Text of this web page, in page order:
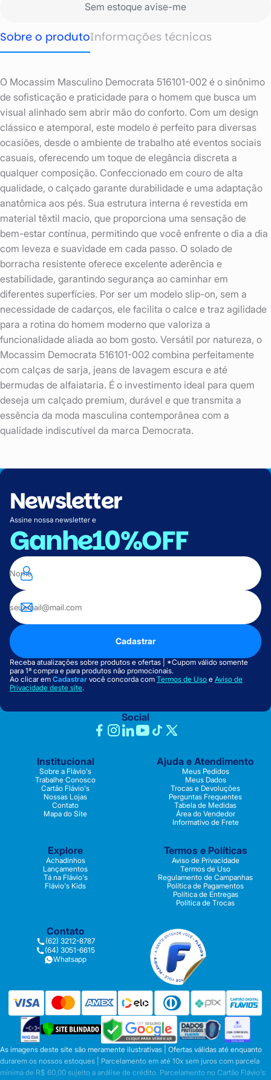
Sem estoque avise-me
Sobre o produtoInformações técnicas
O Mocassim Masculino Democrata 516101-002 é o sinônimo
de sofisticação e praticidade para o homem que busca um
visual alinhado sem abrir mão do conforto. Com um design
clássico e atemporal, este modelo é perfeito para diversas
ocasiões, desde o ambiente de trabalho até eventos sociais
casuais, oferecendo um toque de elegância discreta a
qualquer composição. Confeccionado em couro de alta
qualidade, o calçado garante durabilidade e uma adaptação
anatômica aos pés. Sua estrutura interna é revestida em
material têxtil macio, que proporciona uma sensação de
bem-estar contínua, permitindo que você enfrente o dia a dia
com leveza e suavidade em cada passo. O solado de
borracha resistente oferece excelente aderência e
estabilidade, garantindo segurança ao caminhar em
diferentes superfícies. Por ser um modelo slip-on, sem a
necessidade de cadarços, ele facilita o calce e traz agilidade
para a rotina do homem moderno que valoriza a
funcionalidade aliada ao bom gosto. Versátil por natureza, o
Mocassim Democrata 516101-002 combina perfeitamente
com calças de sarja, jeans de lavagem escura e até
bermudas de alfaiataria. É o investimento ideal para quem
deseja um calçado premium, durável e que transmita a
essência da moda masculina contemporânea com a
qualidade indiscutível da marca Democrata.
Newsletter
Assine nossa newsletter e
Ganhe10%OFF
Cadastrar
Receba atualizações sobre produtos e ofertas | *Cupom válido somente
para 1ª compra e para produtos não promocionais.
Ao clicar em Cadastrar você concorda com Termos de Uso e Aviso de
Privacidade deste site.
Social
Institucional
Sobre a Flávio's
Trabalhe Conosco
Cartão Flávio's
Nossas Lojas
Contato
Mapa do Site
Ajuda e Atendimento
Meus Pedidos
Meus Dados
Trocas e Devoluções
Perguntas Frequentes
Tabela de Medidas
Área do Vendedor
Informativo de Frete
Explore
Achadinhos
Lançamentos
Tá na Flávio's
Flávio's Kids
Termos e Políticas
Aviso de Privacidade
Termos de Uso
Regulamento de Campanhas
Política de Pagamentos
Política de Entregas
Política de Trocas
Contato
(62) 3212-8787
(64) 3051-6615
Whatsapp
As imagens deste site são meramente ilustrativas | Ofertas válidas até enquanto
durarem os nossos estoques | Parcelamento em até 10x sem juros com parcela
mínima de R$ 60,00 sujeito a análise de crédito. Parcelamento no Cartão Flávio’s: